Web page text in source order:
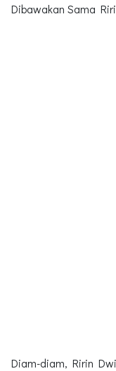
Dibawakan Sama
Diam-diam, Ririn